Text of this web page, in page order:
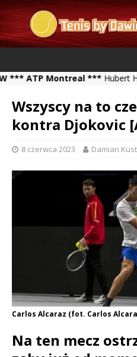
Montreal ***Hubert
Wszyscy na to
kontra Djokovic
8 czerwca 2023 Damian Kust
Carlos Alcaraz (fot. Carlos
Na ten mecz